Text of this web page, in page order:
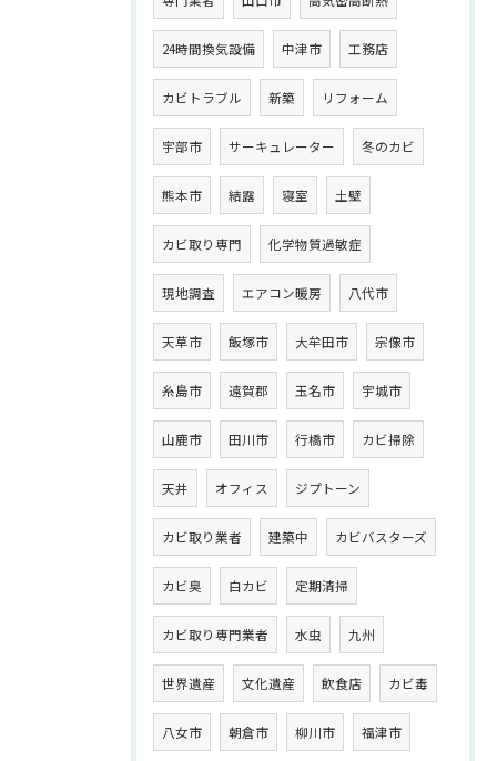
24時間換気設備 中津市 工務店
カビトラブル 新築 リフォーム
宇部市 サーキュレーター 冬のカビ
熊本市 結露 寝室 土壁
カビ取り専門 化学物質過敏症
現地調査 エアコン暖房 八代市
天草市 飯塚市 大牟田市 宗像市
糸島市 遠賀郡 玉名市 宇城市
山鹿市 田川市 行橋市 カビ掃除
天井 オフィス ジプトーン
カビ取り業者 建築中 カビバスターズ
カビ臭 白カビ 定期清掃
カビ取り専門業者 水虫 九州
世界遺産 文化遺産 飲食店 カビ毒
八女市 朝倉市 柳川市 福津市